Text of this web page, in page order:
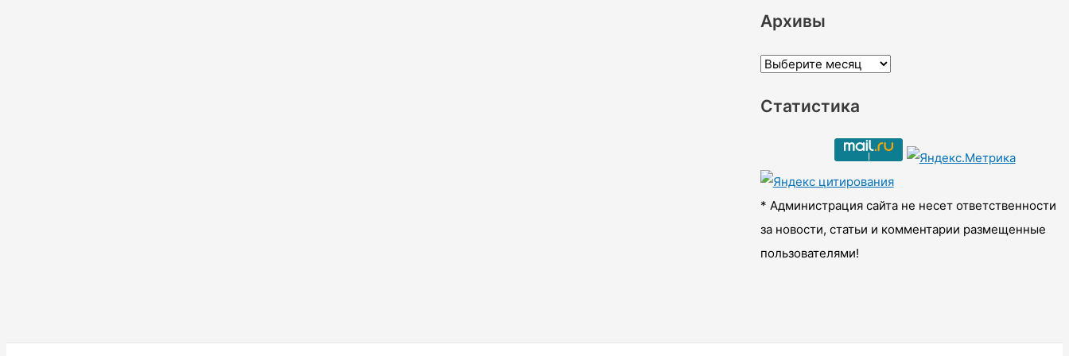
Архивы
А
х
ы
Статистика
* Администрация сайта не несет ответственности
за новости, статьи и комментарии размещенные
пользователями!